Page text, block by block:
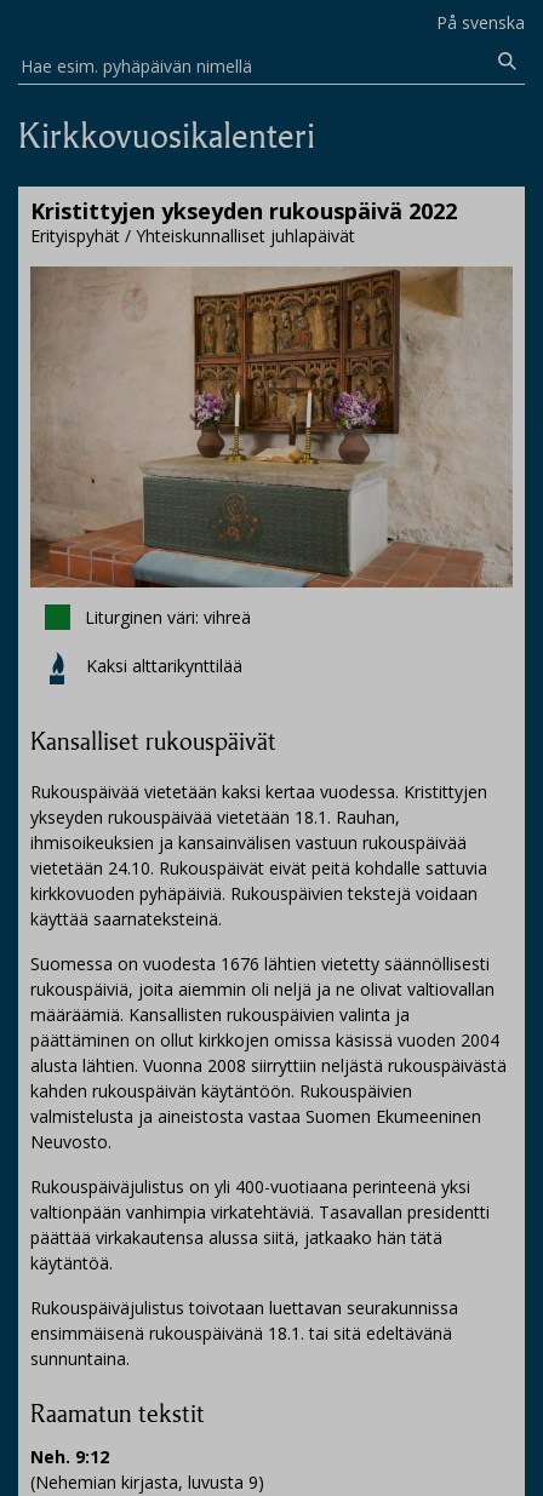
På svenska
Hae esim. pyhäpäivän nimellä
Kirkkovuosikalenteri
Kristittyjen ykseyden rukouspäivä 2022
Erityispyhät / Yhteiskunnalliset juhlapäivät
Liturginen väri: vihreä
Kaksi alttarikynttilää
Kansalliset rukouspäivät
Rukouspäivää vietetään kaksi kertaa vuodessa. Kristittyjen
ykseyden rukouspäivää vietetään 18.1. Rauhan,
ihmisoikeuksien ja kansainvälisen vastuun rukouspäivää
vietetään 24.10. Rukouspäivät eivät peitä kohdalle sattuvia
kirkkovuoden pyhäpäiviä. Rukouspäivien tekstejä voidaan
käyttää saarnateksteinä.
Suomessa on vuodesta 1676 lähtien vietetty säännöllisesti
rukouspäiviä, joita aiemmin oli neljä ja ne olivat valtiovallan
määräämiä. Kansallisten rukouspäivien valinta ja
päättäminen on ollut kirkkojen omissa käsissä vuoden 2004
alusta lähtien. Vuonna 2008 siirryttiin neljästä rukouspäivästä
kahden rukouspäivän käytäntöön. Rukouspäivien
valmistelusta ja aineistosta vastaa Suomen Ekumeeninen
Neuvosto.
Rukouspäiväjulistus on yli 400-vuotiaana perinteenä yksi
valtionpään vanhimpia virkatehtäviä. Tasavallan presidentti
päättää virkakautensa alussa siitä, jatkaako hän tätä
käytäntöä.
Rukouspäiväjulistus toivotaan luettavan seurakunnissa
ensimmäisenä rukouspäivänä 18.1. tai sitä edeltävänä
sunnuntaina.
Raamatun tekstit
Neh. 9:12
(Nehemian kirjasta, luvusta 9)